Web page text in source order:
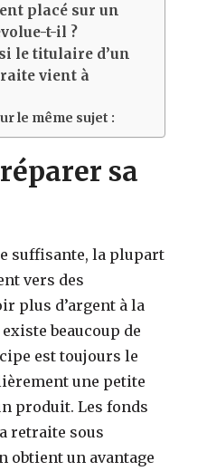
placé sur un
t-il ?
le titulaire d’un
vient à
le même sujet :
sa
suffisante, la plupart
vers des
plus d’argent à la
beaucoup de
est toujours le
une petite
produit. Les fonds
retraite sous
obtient un avantage